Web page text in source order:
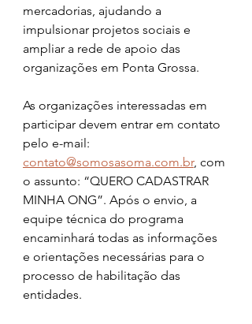
mercadorias, ajudando a
impulsionar projetos sociais e
ampliar a rede de apoio das
organizações em Ponta Grossa.
As organizações interessadas em
participar devem entrar em contato
pelo e-mail:
contato@somosasoma.com.br, com
o assunto: “QUERO CADASTRAR
MINHA ONG”. Após o envio, a
equipe técnica do programa
encaminhará todas as informações
e orientações necessárias para o
processo de habilitação das
entidades.